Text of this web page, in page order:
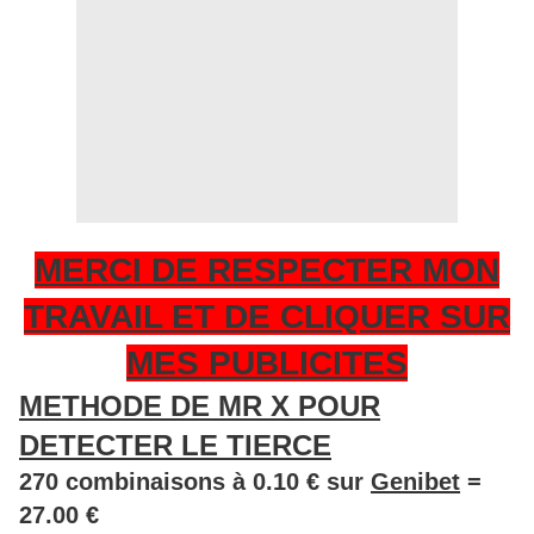
MERCI DE RESPECTER MON
TRAVAIL ET DE CLIQUER SUR
MES PUBLICITES
METHODE DE MR X POUR
DETECTER LE TIERCE
270 combinaisons à 0.10 € sur Genibet =
27.00 €